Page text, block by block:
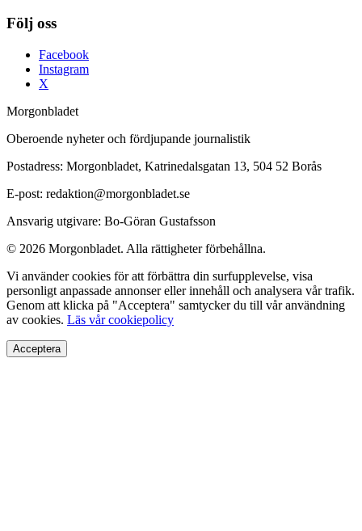
Följ oss
Facebook
Instagram
X
Morgonbladet
Oberoende nyheter och fördjupande journalistik
Postadress: Morgonbladet, Katrinedalsgatan 13, 504 52 Borås
E-post: redaktion@morgonbladet.se
Ansvarig utgivare: Bo-Göran Gustafsson
© 2026 Morgonbladet. Alla rättigheter förbehållna.
Vi använder cookies för att förbättra din surfupplevelse, visa
personligt anpassade annonser eller innehåll och analysera vår trafik.
Genom att klicka på "Acceptera" samtycker du till vår användning
av cookies. Läs vår cookiepolicy
Acceptera